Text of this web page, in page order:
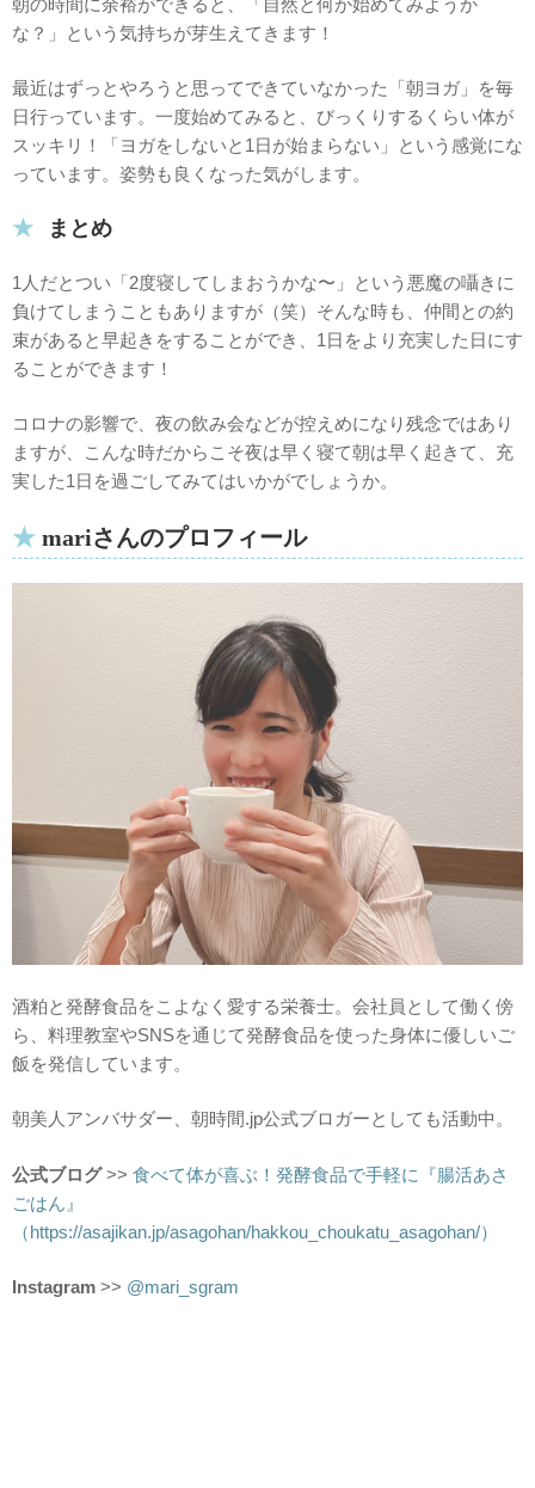
な？」という気持ちが芽生えてきます！
最近はずっとやろうと思ってできていなかった「朝ヨガ」を毎
日行っています。一度始めてみると、びっくりするくらい体が
スッキリ！「ヨガをしないと1日が始まらない」という感覚にな
っています。姿勢も良くなった気がします。
まとめ
1人だとつい「2度寝してしまおうかな〜」という悪魔の囁きに
負けてしまうこともありますが（笑）そんな時も、仲間との約
束があると早起きをすることができ、1日をより充実した日にす
ることができます！
コロナの影響で、夜の飲み会などが控えめになり残念ではあり
ますが、こんな時だからこそ夜は早く寝て朝は早く起きて、充
実した1日を過ごしてみてはいかがでしょうか。
mariさんのプロフィール
酒粕と発酵食品をこよなく愛する栄養士。会社員として働く傍
ら、料理教室やSNSを通じて発酵食品を使った身体に優しいご
飯を発信しています。
朝美人アンバサダー、朝時間.jp公式ブロガーとしても活動中。
公式ブログ>> 食べて体が喜ぶ！発酵食品で手軽に『腸活あさ
ごはん』
（https://asajikan.jp/asagohan/hakkou_choukatu_asagohan/）
Instagram >> @mari_sgram